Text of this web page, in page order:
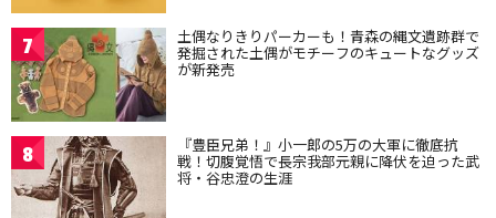
7 土偶なりきりパーカーも！青森の縄文遺跡群で
発掘された土偶がモチーフのキュートなグッズ
が新発売
8 『豊臣兄弟！』小一郎の5万の大軍に徹底抗
戦！切腹覚悟で長宗我部元親に降伏を迫った武
将・谷忠澄の生涯